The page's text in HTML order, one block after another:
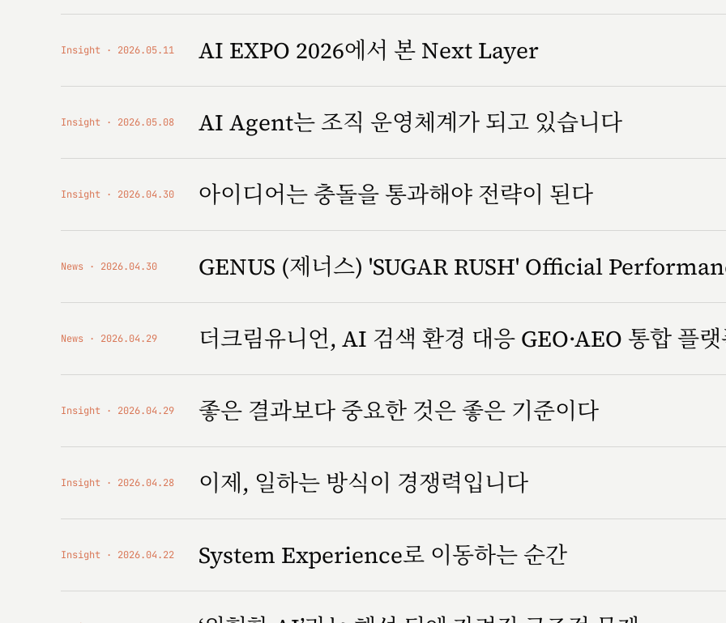
Insight 2026.05.11 AI EXPO 2026에서 본 Next Layer
Insight 2026.05.08 AI Agent는 조직 운영체계가 되고 있습니다
Insight 2026.04.30 아이디어는 충돌을 통과해야 전략이 된다
News 2026.04.30 GENUS (제너스) 'SUGAR RUSH' Official
News 2026.04.29 더크림유니언, AI 검색 환경 대응 GEO·AEO 통합 플
Insight 2026.04.29 좋은 결과보다 중요한 것은 좋은 기준이다
Insight 2026.04.28 이제, 일하는 방식이 경쟁력입니다
Insight 2026.04.22 System Experience로 이동하는 순간